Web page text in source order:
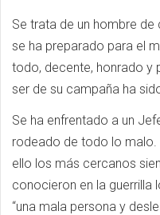
Se trata de un hombre de
se ha preparado para el
todo, decente, honrado y
ser de su campaña ha
Se ha enfrentado a un
rodeado de todo lo malo.
ello los más cercanos
conocieron en la
“una mala persona y